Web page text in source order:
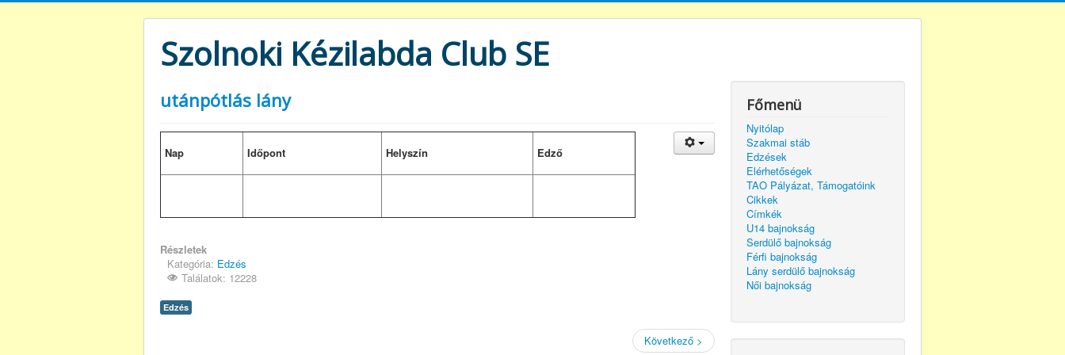
Szolnoki Kézilabda Club SE
utánpótlás lány
Nap Időpont Helyszín Edző
Részletek
Kategória: Edzés
Találatok: 12228
Edzés
Következő >
Főmenü
Nyitólap
Szakmai stáb
Edzések
Elérhetőségek
TAO Pályázat, Támogatóink
Cikkek
Címkék
U14 bajnokság
Serdülő bajnokság
Férfi bajnokság
Lány serdülő bajnokság
Női bajnokság